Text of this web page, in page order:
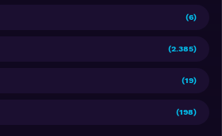
(6)
(2.385)
(19)
(198)